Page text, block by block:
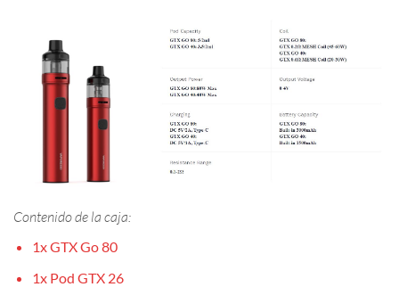
Contenido de la caja:
1x GTX Go 80
1x Pod GTX 26